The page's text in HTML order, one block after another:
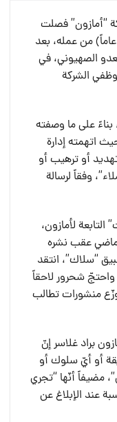
“أمازون” فصلت
المهندس الفلسطيني أحمد شحرور (29 عاماً) من عمله، بعد
الصهيوني، في
الشركة
على ما وصفته
اتهمته إدارة
أو ترهيب أو
وفقاً لرسالة
لأمازون،
عقب نشره
“سلاك”، انتقد
شحرور لاحقاً
منشورات تطالب
براد غلاسر إنّ
أو أيّ سلوك أو
مضيفاً أنّها “تجري
عند الإبلاغ عن